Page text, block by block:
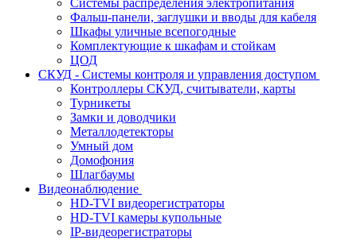
Системы распределения электропитания
Фальш-панели, заглушки и вводы для кабеля
Шкафы уличные всепогодные
Комплектующие к шкафам и стойкам
ЦОД
СКУД - Системы контроля и управления доступом
Контроллеры СКУД, считыватели, карты
Турникеты
Замки и доводчики
Металлодетекторы
Умный дом
Домофония
Шлагбаумы
Видеонаблюдение
HD-TVI видеорегистраторы
HD-TVI камеры купольные
IP-видеорегистраторы